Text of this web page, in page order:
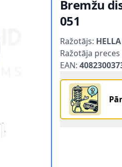
1
355 109-051 2
HELLA 8DD 355 109-051 3
DISKI HELLA 8DD 355 109-051
Bremžu
051
Ražotājs: HELLA
Ražotāja
EAN: